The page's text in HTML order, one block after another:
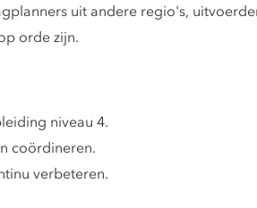
uit andere regio's,
orde zijn.
niveau 4.
coördineren.
verbeteren.